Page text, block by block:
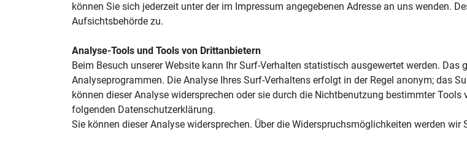
können Sie sich jederzeit unter der im Impressum angegebenen Adresse an uns wenden.
Aufsichtsbehörde zu.
Analyse-Tools und Tools von Drittanbietern
Beim Besuch unserer Website kann Ihr Surf-Verhalten statistisch ausgewertet werden.
Analyseprogrammen. Die Analyse Ihres Surf-Verhaltens erfolgt in der Regel anonym; das
können dieser Analyse widersprechen oder sie durch die Nichtbenutzung bestimmter
folgenden Datenschutzerklärung.
Sie können dieser Analyse widersprechen. Über die Widerspruchsmöglichkeiten werden